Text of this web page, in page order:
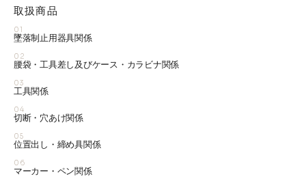
取扱商品
01
墜落制止用器具関係
02
腰袋・工具差し及びケース・カラビナ関係
03
工具関係
04
切断・穴あけ関係
05
位置出し・締め具関係
06
マーカー・ペン関係